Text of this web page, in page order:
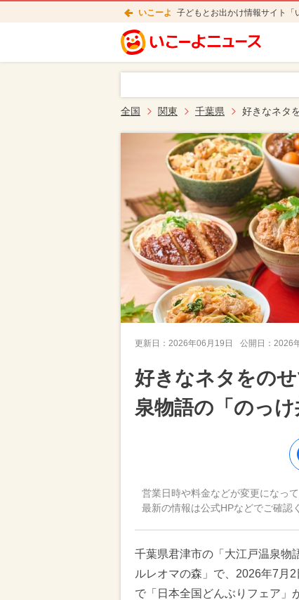
いこーよ 子どもとお出かけ情報サイト「
全国 関東 千葉県 好きなネタ
更新日： 2026年06月19日 公開日： 2026
好きなネタをの
泉物語の「のっけ
営業日時や料金などが変更になっ
最新の情報は公式HPなどでご確認
千葉県君津市の「大江戸温泉物
ルレオマの森」で、2026年7月
で「日本全国どんぶりフェア」